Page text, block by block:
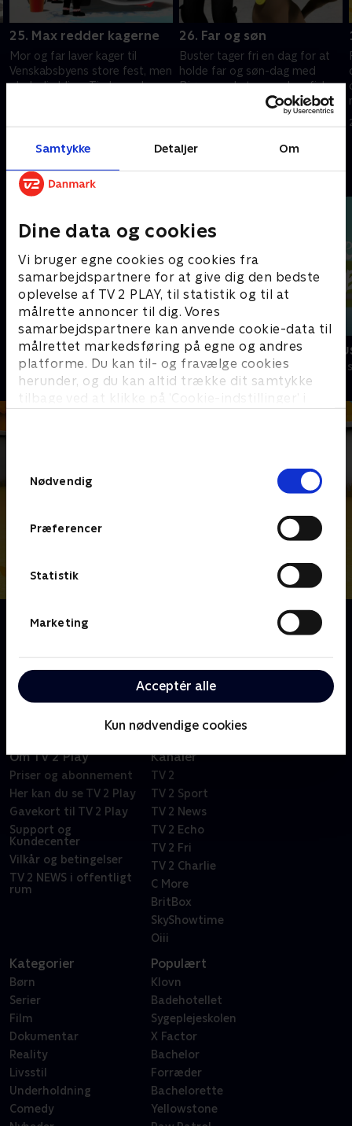
Samtykke Detaljer Om
Dine data og cookies
Vi bruger egne cookies og cookies fra
samarbejdspartnere for at give dig den bedste
oplevelse af TV 2 PLAY, til statistik og til at
målrette annoncer til dig. Vores
samarbejdspartnere kan anvende cookie-data til
målrettet markedsføring på egne og andres
platforme. Du kan til- og fravælge cookies
herunder, og du kan altid trække dit samtykke
tilbage ved at klikke på ’Cookie-indstillinger’ i
Nødvendig
Præferencer
Statistik
Marketing
Acceptér alle
Kun nødvendige cookies
25. Max redder kagerne
Mor og far laver kager til
Venskabsbyens store fest, men
pludselig bliver Timba væk, og
26. Far og søn
Buster tager fri en dag for at
holde far og søn-dag med
Bjørn, og de tager ud og fisker.
Tidevandet fanger dem dog
Andre så også
Brandmand Sam
Børneserier • 1 sæsoner
Lille røde
Børneserier • 1
Om Venskabsbyen
og Ellie er aldrig langt væk, når nogen mangler hjælp.
Om TV 2 Play
Priser og abonnement
Her kan du se TV 2 Play
Gavekort til TV 2 Play
Support og
Kundecenter
Vilkår og betingelser
TV 2 NEWS i offentligt
rum
Kanaler
TV 2
TV 2 Sport
TV 2 News
TV 2 Echo
TV 2 Fri
TV 2 Charlie
C More
BritBox
SkyShowtime
Oiii
Kategorier
Børn
Serier
Film
Dokumentar
Reality
Livsstil
Underholdning
Comedy
Populært
Klovn
Badehotellet
Sygeplejeskolen
X Factor
Bachelor
Forræder
Bachelorette
Yellowstone